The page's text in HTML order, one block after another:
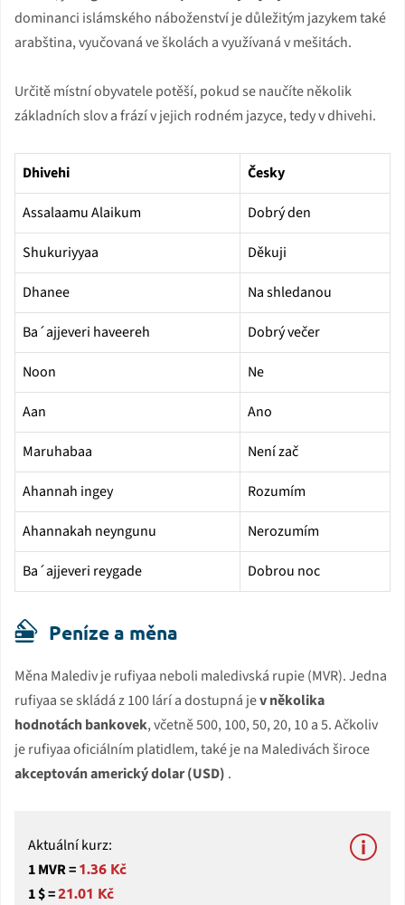
dominanci islámského náboženství je důležitým jazykem také
arabština, vyučovaná ve školách a využívaná v mešitách.
Určitě místní obyvatele potěší, pokud se naučíte několik
základních slov a frází v jejich rodném jazyce, tedy v dhivehi.
Dhivehi
Česky
Assalaamu Alaikum
Dobrý den
Shukuriyyaa
Děkuji
Dhanee
Na shledanou
Ba´ajjeveri haveereh
Dobrý večer
Noon
Ne
Aan
Ano
Maruhabaa
Není zač
Ahannah ingey
Rozumím
Ahannakah neyngunu
Nerozumím
Ba´ajjeveri reygade
Dobrou noc
Peníze a měna
Měna Malediv je rufiyaa neboli maledivská rupie (MVR). Jedna
rufiyaa se skládá z 100 lárí a dostupná jev několika
hodnotách bankovek, včetně 500, 100, 50, 20, 10 a 5. Ačkoliv
je rufiyaa oficiálním platidlem, také je na Maledivách široce
akceptován americký dolar (USD) .
Aktuální kurz:
1 MVR =1.36 Kč
1 $ =21.01 Kč